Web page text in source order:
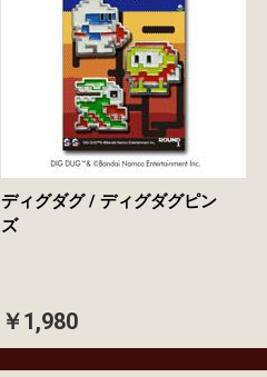
ディグダグ / ディグダグピン
ズ
￥1,980